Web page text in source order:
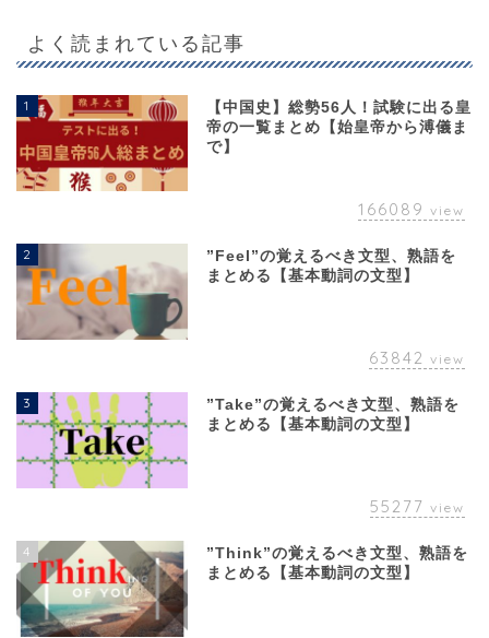
よく読まれている記事
1
【中国史】総勢56人！試験に出る皇
帝の一覧まとめ【始皇帝から溥儀ま
で】
166089 view
2
”Feel”の覚えるべき文型、熟語を
まとめる【基本動詞の文型】
63842 view
3
”Take”の覚えるべき文型、熟語を
まとめる【基本動詞の文型】
55277 view
4
”Think”の覚えるべき文型、熟語を
まとめる【基本動詞の文型】